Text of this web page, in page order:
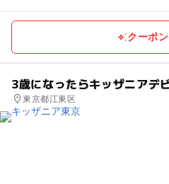
クーポ
3歳になったらキッザニアデ
東京都江東区